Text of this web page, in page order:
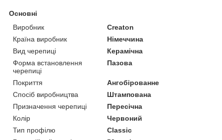
Основні
Виробник
Creaton
Країна виробник
Німеччина
Вид черепиці
Керамічна
Форма встановлення
черепиці
Пазова
Покриття
Ангобірованне
Спосіб виробництва
Штампована
Призначення черепиці
Пересічна
Колір
Червоний
Тип профілю
Classic